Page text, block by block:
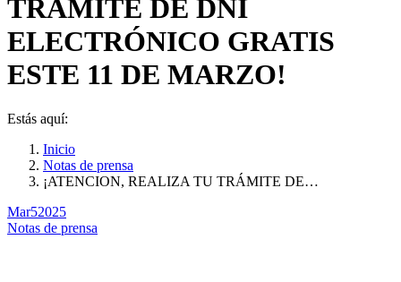
TRÁMITE DE DNI
ELECTRÓNICO GRATIS
ESTE 11 DE MARZO!
Estás aquí:
Inicio
Notas de prensa
¡ATENCION, REALIZA TU TRÁMITE DE…
Mar52025
Notas de prensa